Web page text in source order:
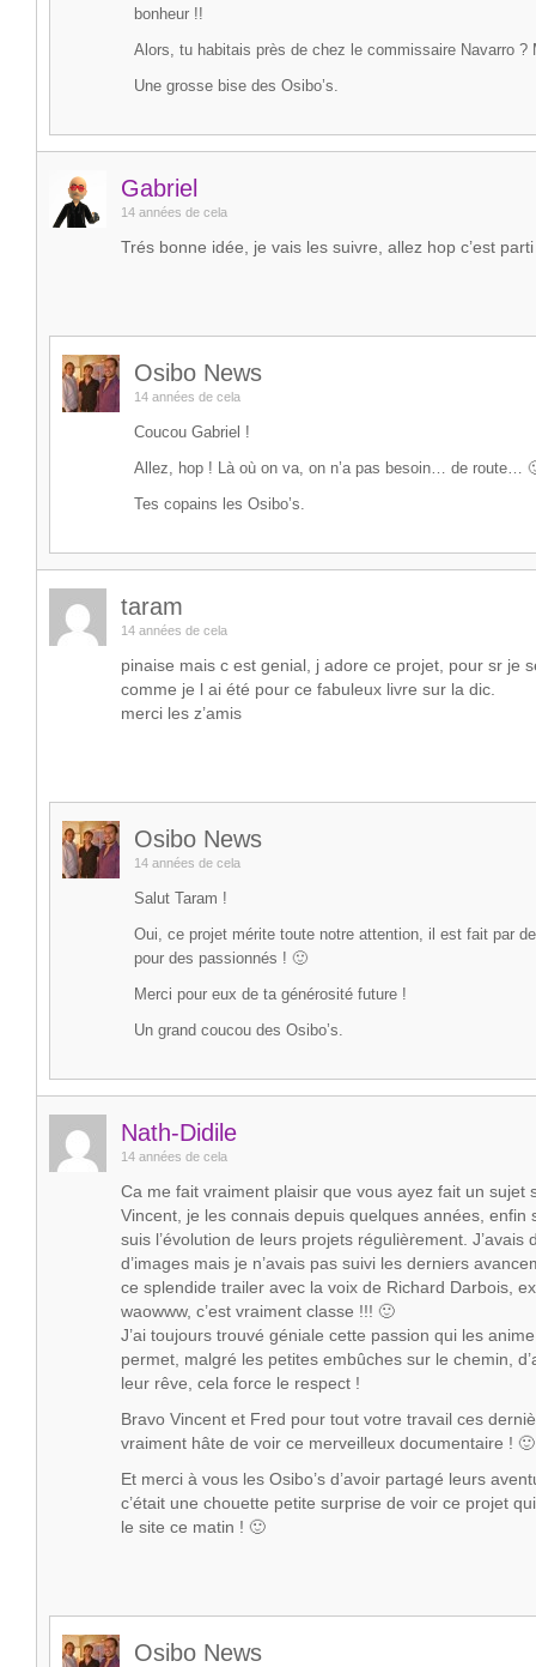
bonheur !!
Alors, tu habitais près de chez le commissaire Navarro ?
Une grosse bise des Osibo’s.
Gabriel
14 années de cela
Trés bonne idée, je vais les suivre, allez hop c’est
Osibo News
14 années de cela
Coucou Gabriel !
Allez, hop ! Là où on va, on n’a pas besoin… de route…
Tes copains les Osibo’s.
taram
14 années de cela
pinaise mais c est genial, j adore ce projet, pour sr je
comme je l ai été pour ce fabuleux livre sur la dic.
merci les z’amis
Osibo News
14 années de cela
Salut Taram !
Oui, ce projet mérite toute notre attention, il est fait par
pour des passionnés ! 🙂
Merci pour eux de ta générosité future !
Un grand coucou des Osibo’s.
Nath-Didile
14 années de cela
Ca me fait vraiment plaisir que vous ayez fait un sujet
Vincent, je les connais depuis quelques années, enfin
suis l’évolution de leurs projets régulièrement. J’avais
d’images mais je n’avais pas suivi les derniers
ce splendide trailer avec la voix de Richard Darbois,
waowww, c’est vraiment classe !!! 🙂
J’ai toujours trouvé géniale cette passion qui les
permet, malgré les petites embûches sur le chemin,
leur rêve, cela force le respect !
Bravo Vincent et Fred pour tout votre travail ces
vraiment hâte de voir ce merveilleux documentaire ! 🙂
Et merci à vous les Osibo’s d’avoir partagé leurs
c’était une chouette petite surprise de voir ce projet
le site ce matin ! 🙂
Osibo News